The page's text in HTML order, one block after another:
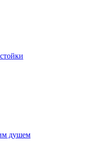
душем